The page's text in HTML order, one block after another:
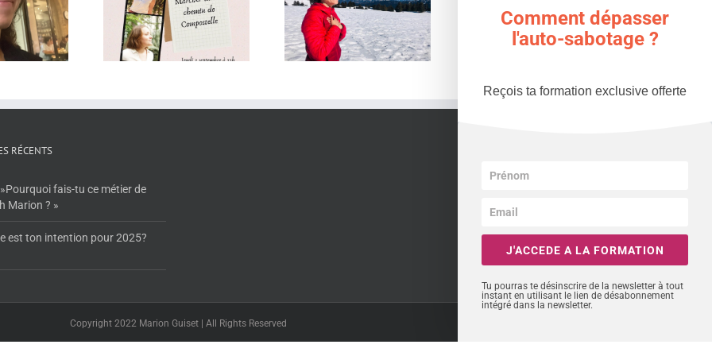
du Chemin de
Jacques de
Compostelle
j’en avais peur, je l’ai
fait ou le courage d’oser
Mon bilan 2021 et toi
???
RÉCENTS
fais-tu ce métier de
Marion ? »
est ton intention pour 2025?
Copyright 2022 Marion Guiset | All Rights Reserved
Comment dépasser
l'auto-sabotage ?
Reçois ta formation exclusive offerte
J'ACCEDE A LA FORMATION
Tu pourras te désinscrire de la newsletter à tout
instant en utilisant le lien de désabonnement
intégré dans la newsletter.